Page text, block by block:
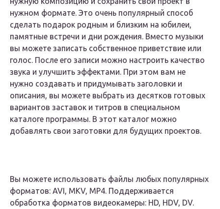
нужном формате. Это очень популярный способ
сделать подарок родным и близким на юбилеи,
памятные встречи и дни рождения. Вместо музыки
вы можете записать собственное приветствие или
голос. После его записи можно настроить качество
звука и улучшить эффектами. При этом вам не
нужно создавать и придумывать заголовки и
описания, вы можете выбрать из десятков готовых
вариантов заставок и титров в специальном
каталоге программы. В этот каталог можно
добавлять свои заготовки для будущих проектов.
Вы можете использовать файлы любых популярных
форматов: AVI, MKV, MP4. Поддерживается
обработка форматов видеокамеры: HD, HDV, DV.